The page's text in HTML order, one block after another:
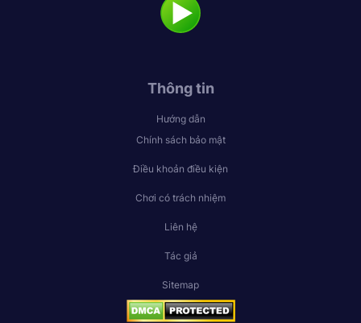
Thông tin
Hướng dẫn
Chính sách bảo mật
Điều khoản điều kiện
Chơi có trách nhiệm
Liên hệ
Tác giả
Sitemap